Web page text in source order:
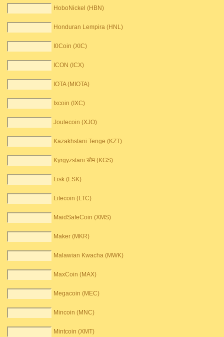
HoboNickel (HBN)
Honduran Lempira (HNL)
I0Coin (XIC)
ICON (ICX)
IOTA (MIOTA)
Ixcoin (IXC)
Joulecoin (XJO)
Kazakhstani Tenge (KZT)
Kyrgyzstani सोम (KGS)
Lisk (LSK)
Litecoin (LTC)
MaidSafeCoin (XMS)
Maker (MKR)
Malawian Kwacha (MWK)
MaxCoin (MAX)
Megacoin (MEC)
Mincoin (MNC)
Mintcoin (XMT)